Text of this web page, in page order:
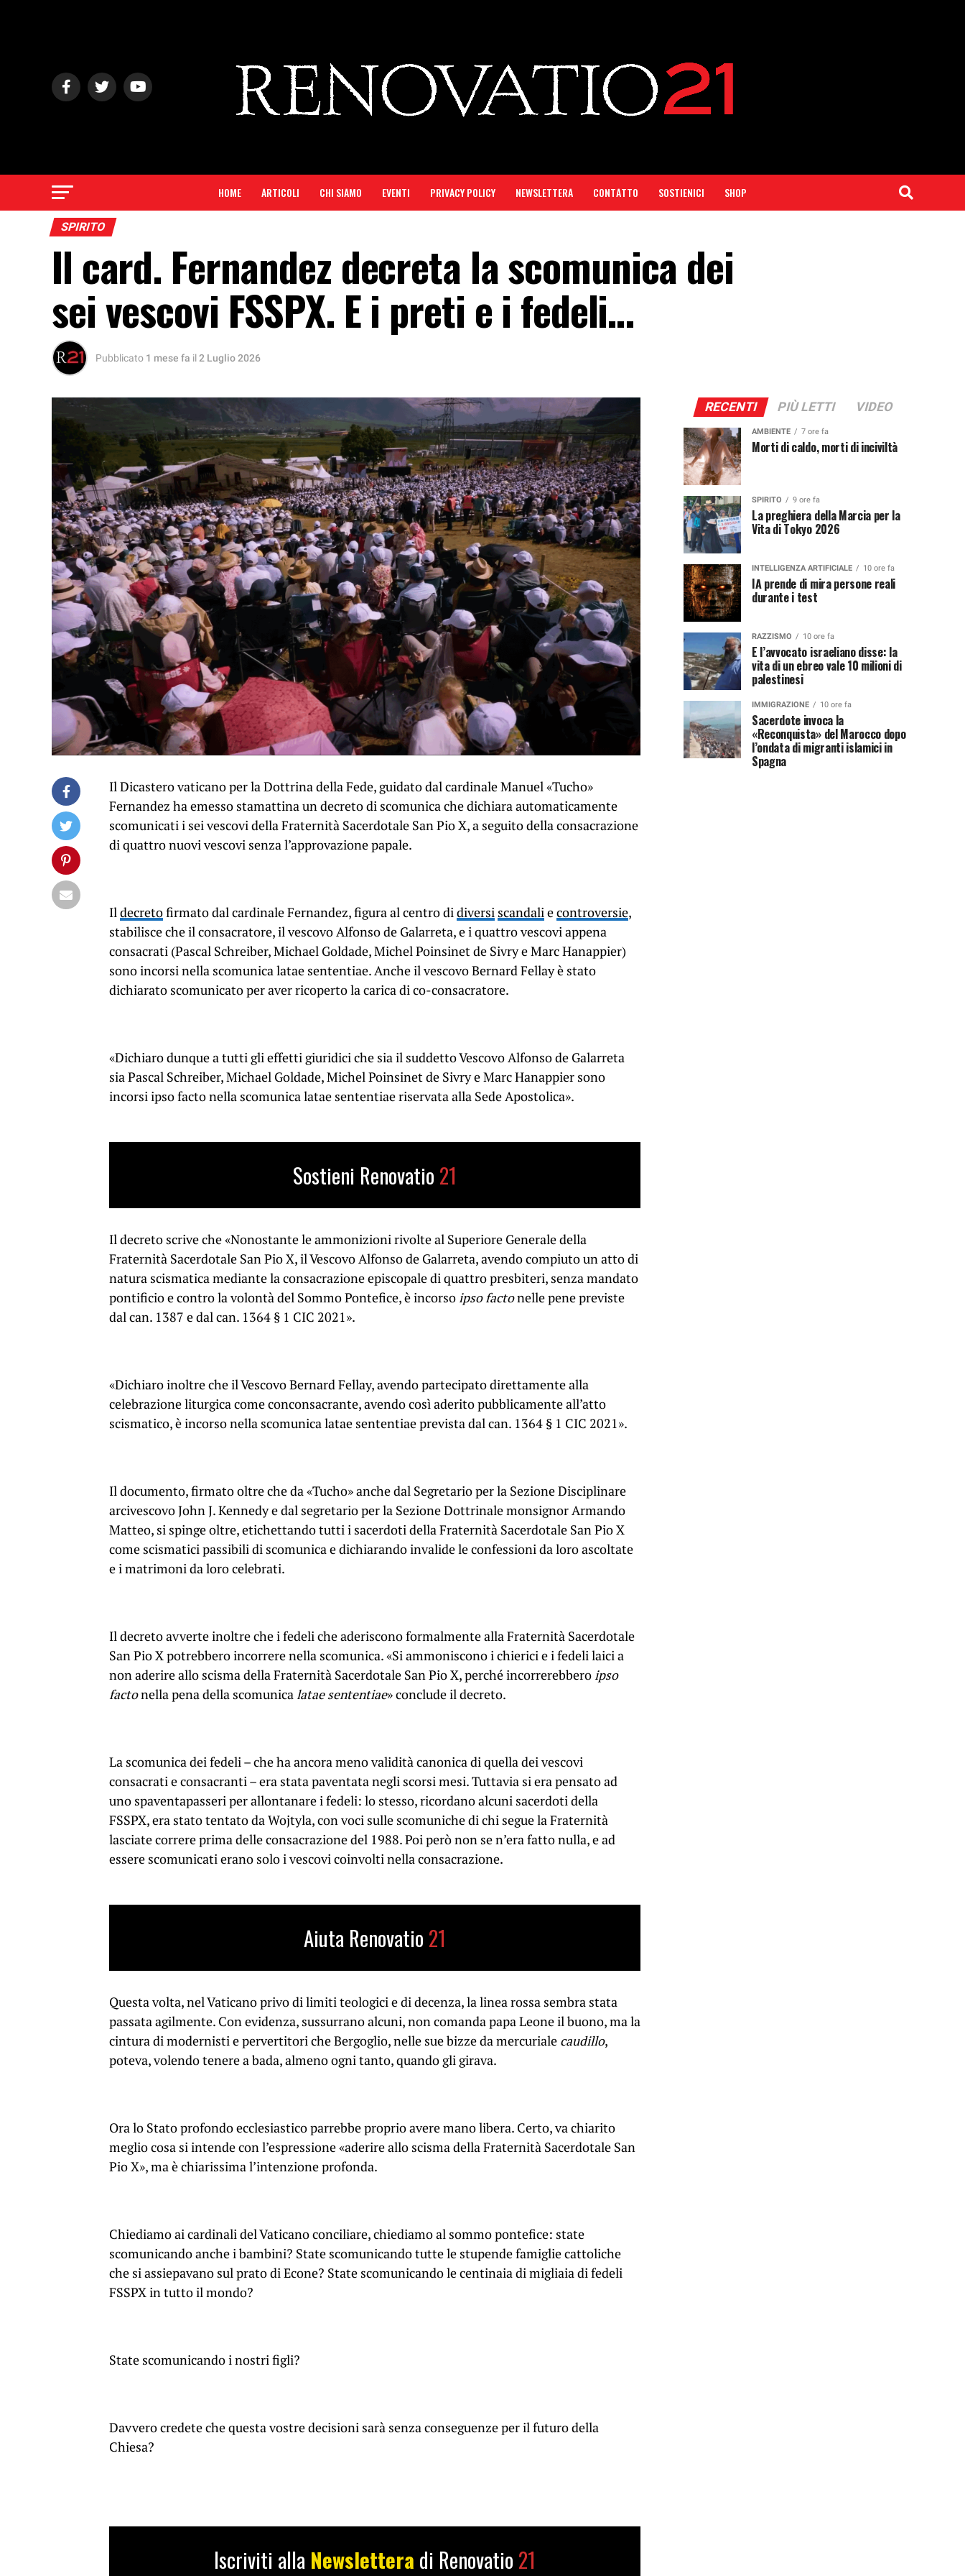
HOME ARTICOLI CHI SIAMO EVENTI PRIVACY POLICY NEWSLETTERA CONTATTO SOSTIENICI SHOP
SPIRITO
Il card. Fernandez decreta la scomunica dei
sei vescovi FSSPX. E i preti e i fedeli…
Pubblicato 1 mese fa il2 Luglio 2026
Il Dicastero vaticano per la Dottrina della Fede, guidato dal cardinale Manuel «Tucho»
Fernandez ha emesso stamattina un decreto di scomunica che dichiara automaticamente
scomunicati i sei vescovi della Fraternità Sacerdotale San Pio X, a seguito della consacrazione
di quattro nuovi vescovi senza l’approvazione papale.
Ildecretofirmato dal cardinale Fernandez, figura al centro didiversi scandaliecontroversie,
stabilisce che il consacratore, il vescovo Alfonso de Galarreta, e i quattro vescovi appena
consacrati (Pascal Schreiber, Michael Goldade, Michel Poinsinet de Sivry e Marc Hanappier)
sono incorsi nella scomunica latae sententiae. Anche il vescovo Bernard Fellay è stato
dichiarato scomunicato per aver ricoperto la carica di co-consacratore.
«Dichiaro dunque a tutti gli effetti giuridici che sia il suddetto Vescovo Alfonso de Galarreta
sia Pascal Schreiber, Michael Goldade, Michel Poinsinet de Sivry e Marc Hanappier sono
incorsi ipso facto nella scomunica latae sententiae riservata alla Sede Apostolica».
Sostieni Renovatio 21
Il decreto scrive che «Nonostante le ammonizioni rivolte al Superiore Generale della
Fraternità Sacerdotale San Pio X, il Vescovo Alfonso de Galarreta, avendo compiuto un atto di
natura scismatica mediante la consacrazione episcopale di quattro presbiteri, senza mandato
pontificio e contro la volontà del Sommo Pontefice, è incorsoipso factonelle pene previste
dal can. 1387 e dal can. 1364 § 1 CIC 2021».
«Dichiaro inoltre che il Vescovo Bernard Fellay, avendo partecipato direttamente alla
celebrazione liturgica come conconsacrante, avendo così aderito pubblicamente all’atto
scismatico, è incorso nella scomunica latae sententiae prevista dal can. 1364 § 1 CIC 2021».
Il documento, firmato oltre che da «Tucho» anche dal Segretario per la Sezione Disciplinare
arcivescovo John J. Kennedy e dal segretario per la Sezione Dottrinale monsignor Armando
Matteo, si spinge oltre, etichettando tutti i sacerdoti della Fraternità Sacerdotale San Pio X
come scismatici passibili di scomunica e dichiarando invalide le confessioni da loro ascoltate
e i matrimoni da loro celebrati.
Il decreto avverte inoltre che i fedeli che aderiscono formalmente alla Fraternità Sacerdotale
San Pio X potrebbero incorrere nella scomunica. «Si ammoniscono i chierici e i fedeli laici a
non aderire allo scisma della Fraternità Sacerdotale San Pio X, perché incorrerebberoipso
factonella pena della scomunicalatae sententiae» conclude il decreto.
La scomunica dei fedeli – che ha ancora meno validità canonica di quella dei vescovi
consacrati e consacranti – era stata paventata negli scorsi mesi. Tuttavia si era pensato ad
uno spaventapasseri per allontanare i fedeli: lo stesso, ricordano alcuni sacerdoti della
FSSPX, era stato tentato da Wojtyla, con voci sulle scomuniche di chi segue la Fraternità
lasciate correre prima delle consacrazione del 1988. Poi però non se n’era fatto nulla, e ad
essere scomunicati erano solo i vescovi coinvolti nella consacrazione.
Aiuta Renovatio 21
Questa volta, nel Vaticano privo di limiti teologici e di decenza, la linea rossa sembra stata
passata agilmente. Con evidenza, sussurrano alcuni, non comanda papa Leone il buono, ma la
cintura di modernisti e pervertitori che Bergoglio, nelle sue bizze da mercuriale caudillo,
poteva, volendo tenere a bada, almeno ogni tanto, quando gli girava.
Ora lo Stato profondo ecclesiastico parrebbe proprio avere mano libera. Certo, va chiarito
meglio cosa si intende con l’espressione «aderire allo scisma della Fraternità Sacerdotale San
Pio X», ma è chiarissima l’intenzione profonda.
Chiediamo ai cardinali del Vaticano conciliare, chiediamo al sommo pontefice: state
scomunicando anche i bambini? State scomunicando tutte le stupende famiglie cattoliche
che si assiepavano sul prato di Econe? State scomunicando le centinaia di migliaia di fedeli
FSSPX in tutto il mondo?
State scomunicando i nostri figli?
Davvero credete che questa vostre decisioni sarà senza conseguenze per il futuro della
Chiesa?
Iscriviti alla Newslettera di Renovatio 21
RECENTI PIÙ LETTI VIDEO
AMBIENTE 7 ore fa
Morti di caldo, morti di inciviltà
SPIRITO 9 ore fa
La preghiera della Marcia per la
Vita di Tokyo 2026
INTELLIGENZA ARTIFICIALE 10 ore fa
IA prende di mira persone reali
durante i test
RAZZISMO 10 ore fa
E l’avvocato israeliano disse: la
vita di un ebreo vale 10 milioni di
palestinesi
IMMIGRAZIONE 10 ore fa
Sacerdote invoca la
«Reconquista» del Marocco dopo
l’ondata di migranti islamici in
Spagna